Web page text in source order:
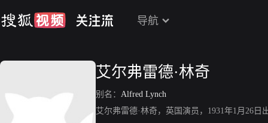
导航
艾尔弗雷德·林奇
别名： Alfred Lynch
艾尔弗雷德·林奇，英国演员，1931年1月26